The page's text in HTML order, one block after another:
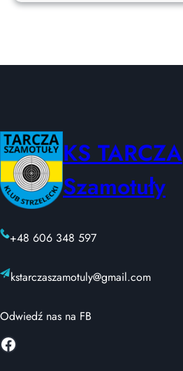
KS TARCZA
Szamotuły
+48 606 348 597
kstarczaszamotuly@gmail.com
Odwiedź nas na FB
Facebook